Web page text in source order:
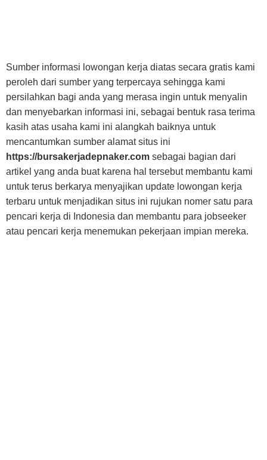
Sumber informasi lowongan kerja diatas secara gratis kami
peroleh dari sumber yang terpercaya sehingga kami
persilahkan bagi anda yang merasa ingin untuk menyalin
dan menyebarkan informasi ini, sebagai bentuk rasa terima
kasih atas usaha kami ini alangkah baiknya untuk
mencantumkan sumber alamat situs ini
https://bursakerjadepnaker.com sebagai bagian dari
artikel yang anda buat karena hal tersebut membantu kami
untuk terus berkarya menyajikan update lowongan kerja
terbaru untuk menjadikan situs ini rujukan nomer satu para
pencari kerja di Indonesia dan membantu para jobseeker
atau pencari kerja menemukan pekerjaan impian mereka.